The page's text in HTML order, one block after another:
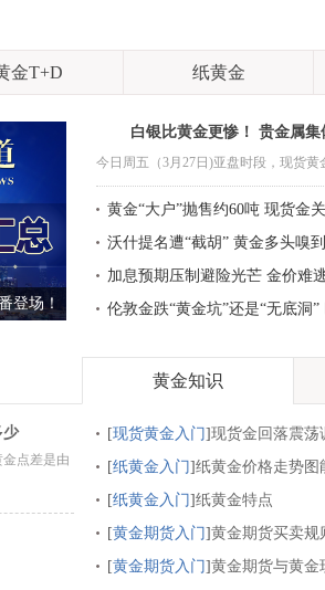
金T+D 纸黄金
登场！
白银比黄金更惨！ 贵金属集
今日周五（3月27日)亚盘时段，现货黄
黄金“大户”抛售约60吨 现货金
沃什提名遭“截胡” 黄金多头嗅
加息预期压制避险光芒 金价难
伦敦金跌“黄金坑”还是“无底洞
黄金知识
少
点差是由
[现货黄金入门]现货金回落震荡
购金支撑长期走势
[纸黄金入门]纸黄金价格走势图
[纸黄金入门]纸黄金特点
[黄金期货入门]黄金期货买卖规
[黄金期货入门]黄金期货与黄金